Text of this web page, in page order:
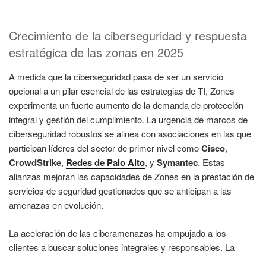
Crecimiento de la ciberseguridad y respuesta
estratégica de las zonas en 2025
A medida que la ciberseguridad pasa de ser un servicio
opcional a un pilar esencial de las estrategias de TI, Zones
experimenta un fuerte aumento de la demanda de protección
integral y gestión del cumplimiento. La urgencia de marcos de
ciberseguridad robustos se alinea con asociaciones en las que
participan líderes del sector de primer nivel comoCisco,
CrowdStrike, Redes de Palo Alto, y Symantec. Estas
alianzas mejoran las capacidades de Zones en la prestación de
servicios de seguridad gestionados que se anticipan a las
amenazas en evolución.
La aceleración de las ciberamenazas ha empujado a los
clientes a buscar soluciones integrales y responsables. La